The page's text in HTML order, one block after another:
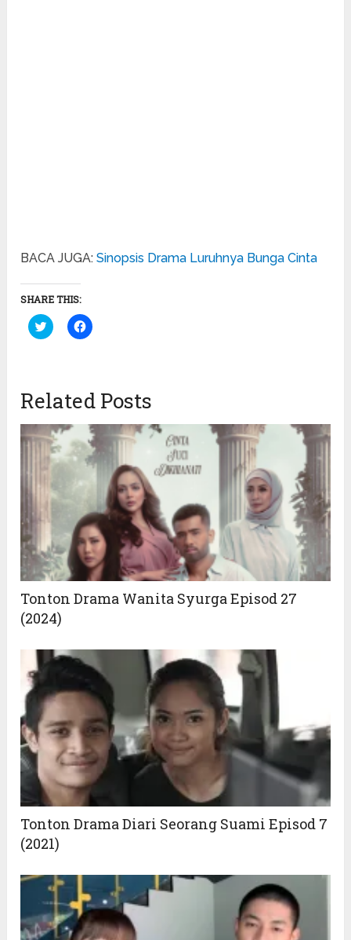
BACA JUGA:Sinopsis Drama Luruhnya Bunga Cinta
SHARE THIS:
Click
to
new
window)
Click
to
new
window)
Related Posts
Tonton Drama Wanita Syurga Episod 27
(2024)
Tonton Drama Diari Seorang Suami Episod 7
(2021)